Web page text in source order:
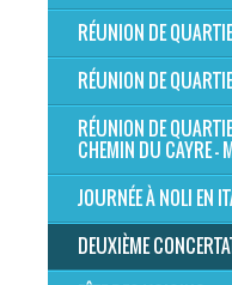
RÉUNION DE
RÉUNION DE
RÉUNION DE
CHEMIN DU CAYRE -
JOURNÉE À NOLI EN
DEUXIÈME